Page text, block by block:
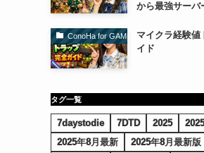
から最強サーバ
ConoHa for GAME（コノハforゲーム）
マイクラ経験値
イド
タグ一覧
7daystodie 7DTD 2025
2025年8月最新
2025年8月最新版